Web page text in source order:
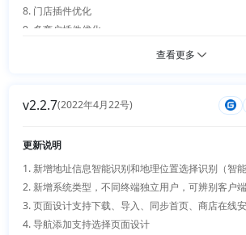
8. 门店插件优化
9. 多商户插件优化
13. 多语言插件优化
15. 分页组件支持自定义传入数值
查看更多
v2.2.7(2022年4月22号)
更新说明
1. 新增地址信息智能识别和地理位置选择识别（智能
2. 新增系统类型，不同终端独立用户，可辨别客户
3. 页面设计支持下载、导入、同步首页、商店在线
4. 导航添加支持选择页面设计